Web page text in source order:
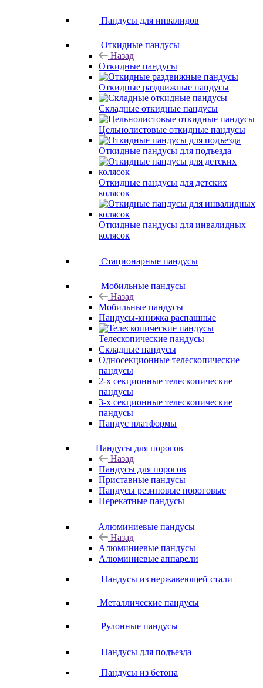
Пандусы для инвалидов
Откидные пандусы
Назад
Откидные пандусы
Откидные раздвижные пандусы
Складные откидные пандусы
Цельнолистовые откидные пандусы
Откидные пандусы для подъезда
Откидные пандусы для детских
колясок
Откидные пандусы для инвалидных
колясок
Стационарные пандусы
Мобильные пандусы
Назад
Мобильные пандусы
Пандусы-книжка распашные
Телескопические пандусы
Складные пандусы
Односекционные телескопические
пандусы
2-х секционные телескопические
пандусы
3-х секционные телескопические
пандусы
Пандус платформы
Пандусы для порогов
Назад
Пандусы для порогов
Приставные пандусы
Пандусы резиновые пороговые
Перекатные пандусы
Алюминиевые пандусы
Назад
Алюминиевые пандусы
Алюминиевые аппарели
Пандусы из нержавеющей стали
Металлические пандусы
Рулонные пандусы
Пандусы для подъезда
Пандусы из бетона